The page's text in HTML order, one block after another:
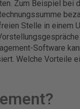
Zum Beispiel bei
Stelle in einem
Software
Welche Vorteile